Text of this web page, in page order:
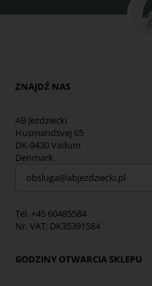
ZNAJDŹ NAS
AB Jezdziecki
Husmandsvej 65
DK-9430 Vadum
Denmark
obsluga@abjezdziecki.pl
Tel. +45 60485584
Nr. VAT: DK35391584
GODZINY OTWARCIA SKLEPU